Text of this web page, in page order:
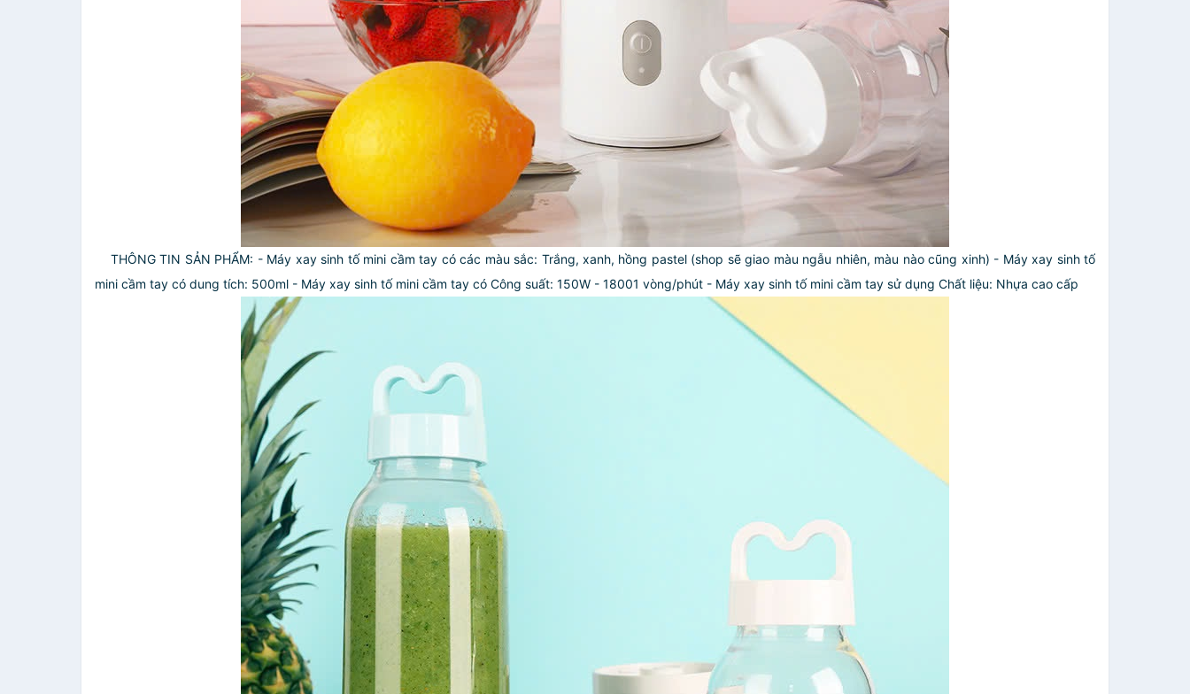
THÔNG TIN SẢN PHẨM: - Máy xay sinh tố mini cầm tay có các màu sắc: Trắng, xanh, hồng pastel (shop sẽ giao màu ngẫu nhiên, màu nào cũng xinh) - Máy xay sinh tố
mini cầm tay có dung tích: 500ml - Máy xay sinh tố mini cầm tay có Công suất: 150W - 18001 vòng/phút - Máy xay sinh tố mini cầm tay sử dụng Chất liệu: Nhựa cao cấp